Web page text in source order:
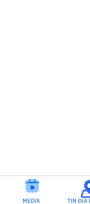
MEDIA TIN ĐỊA